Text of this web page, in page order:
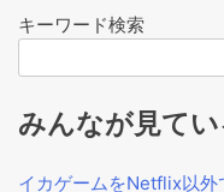
キーワード検索
みんなが見て
イカゲームをNetflix以外